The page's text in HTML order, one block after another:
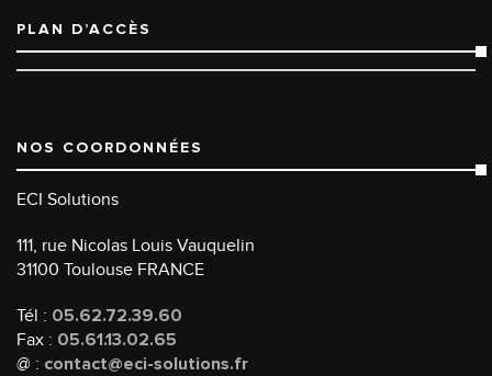
PLAN D’ACCÈS
NOS COORDONNÉES
ECI Solutions
111, rue Nicolas Louis Vauquelin
31100 Toulouse FRANCE
Tél : 05.62.72.39.60
Fax : 05.61.13.02.65
@ : contact@eci-solutions.fr